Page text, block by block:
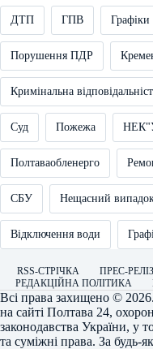
ДТП ГПВ
Порушення ПДР
Кримінальна
Суд Пожежа
Полтаваобленерго
СБУ Нещасний
Відключення води
RSS-СТРІЧКА ПРЕС-
РЕДАКЦІЙНА ПОЛІТИКА
Всі права захищено ©
на сайті Полтава 24,
законодавства України, у
та суміжні права. За будь-